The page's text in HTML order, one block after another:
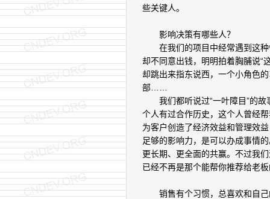
些关键人。
影响决策有哪些人？
在我们的项目中经常遇到这种
却不同意出钱，明明拍着胸脯说“
却跳出来指东说西，一个小角色
部……
我们都听说过“一叶障目”的故
个人有过合作历史，这个人曾经
为客户创造了经济效益和管理效
足够的影响力，是可以办成事情
更长期、更全面的共赢。不过我
已经不再是那个能帮你推荐给老
销售有个习惯，总喜欢和自己